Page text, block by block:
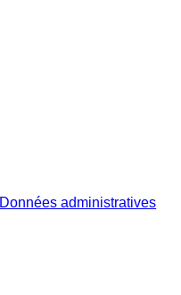
Données administratives